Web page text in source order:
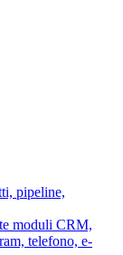
pipeline,
moduli CRM,
telefono, e-